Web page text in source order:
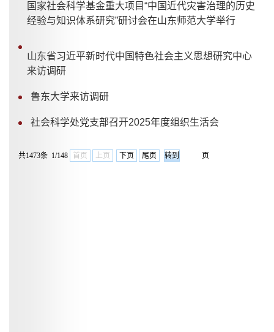
国家社会科学基金重大项目“中国近代灾害治理的历史
经验与知识体系研究”研讨会在山东师范大学举行
山东省习近平新时代中国特色社会主义思想研究中心
来访调研
鲁东大学来访调研
社会科学处党支部召开2025年度组织生活会
共1473条 1/148 首页 上页 下页 尾页 页